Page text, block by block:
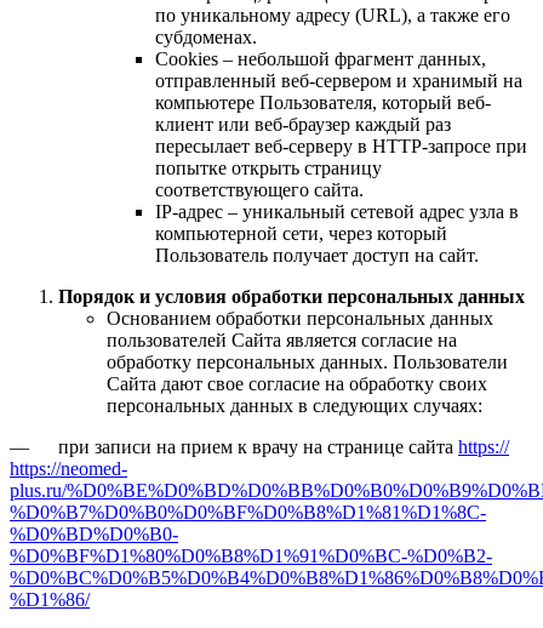
по уникальному адресу (URL), а также его
субдоменах.
Cookies – небольшой фрагмент данных,
отправленный веб-сервером и хранимый на
компьютере Пользователя, который веб-
клиент или веб-браузер каждый раз
пересылает веб-серверу в HTTP-запросе при
попытке открыть страницу
соответствующего сайта.
IP-адрес – уникальный сетевой адрес узла в
компьютерной сети, через который
Пользователь получает доступ на сайт.
Порядок и условия обработки персональных данных
Основанием обработки персональных данных
пользователей Сайта является согласие на
обработку персональных данных. Пользователи
Сайта дают свое согласие на обработку своих
персональных данных в следующих случаях:
— при записи на прием к врачу на странице сайта https://
https://neomed-
plus.ru/
%D0%B7%D0%B0%D0%BF%D0%B8%D1%81%D1%8C-
%D0%BD%D0%B0-
%D0%BF%D1%80%D0%B8%D1%91%D0%BC-%D0%B2-
%D1%86/